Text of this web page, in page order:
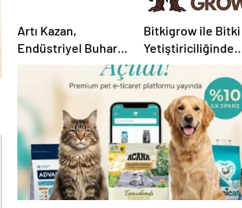
Artı Kazan,
Endüstriyel Buhar
Kazanı
Çözümleriyle
Üretim Tesislerine
Verimli Sistemler
Sunuyor
Bitkigrow ile Bitki
Yetiştiriciliğinde
Doğru Ekipman ve
Ürün Seçimi